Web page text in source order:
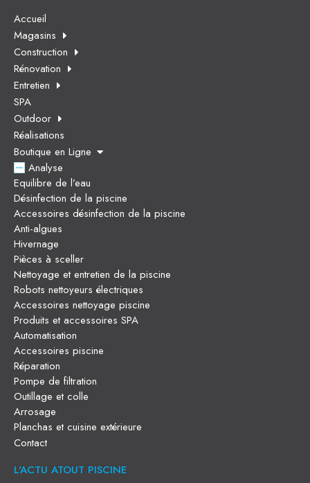
Accueil
Magasins
Construction
Rénovation
Entretien
SPA
Outdoor
Réalisations
Boutique en Ligne
Analyse
Equilibre de l’eau
Désinfection de la piscine
Accessoires désinfection de la piscine
Anti-algues
Hivernage
Pièces à sceller
Nettoyage et entretien de la piscine
Robots nettoyeurs électriques
Accessoires nettoyage piscine
Produits et accessoires SPA
Automatisation
Accessoires piscine
Réparation
Pompe de filtration
Outillage et colle
Arrosage
Planchas et cuisine extérieure
Contact
L'ACTU ATOUT PISCINE